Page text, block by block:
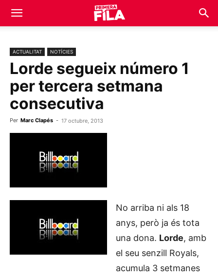
ACTUALITAT NOTÍCIES
Lorde segueix número 1
per tercera setmana
consecutiva
Per Marc Clapés - 17 octubre, 2013
No arriba ni als 18
anys, però ja és tota
una dona. Lorde, amb
el seu senzill Royals,
acumula 3 setmanes